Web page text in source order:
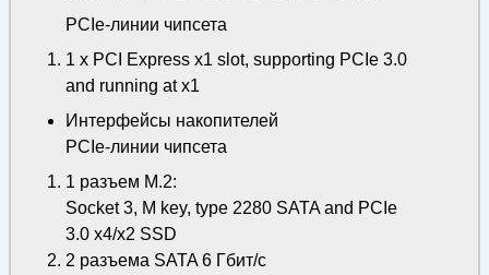
PCIe-линии чипсета
1 x PCI Express x1 slot, supporting PCIe 3.0
and running at x1
Интерфейсы накопителей
PCIe-линии чипсета
1 разъем M.2:
Socket 3, M key, type 2280 SATA and PCIe
3.0 x4/x2 SSD
2 разъема SATA 6 Гбит/с